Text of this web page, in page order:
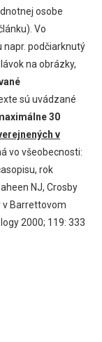
osobe
Vo
podčiarknutý
na obrázky,
sú uvádzané
30
v
vo všeobecnosti:
rok
NJ, Crosby
v Barrettovom
2000; 119: 333